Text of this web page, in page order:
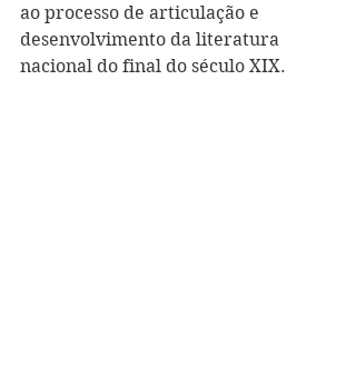
ao processo de articulação e
desenvolvimento da literatura
nacional do final do século XIX.